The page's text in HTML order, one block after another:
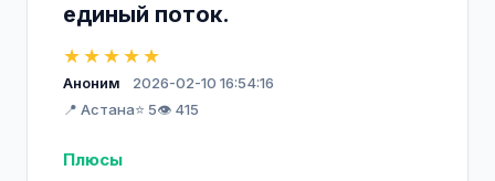
единый поток.
★★★★★
Аноним
2026-02-10 16:54:16
📍 Астана⭐ 5👁️ 415
Плюсы